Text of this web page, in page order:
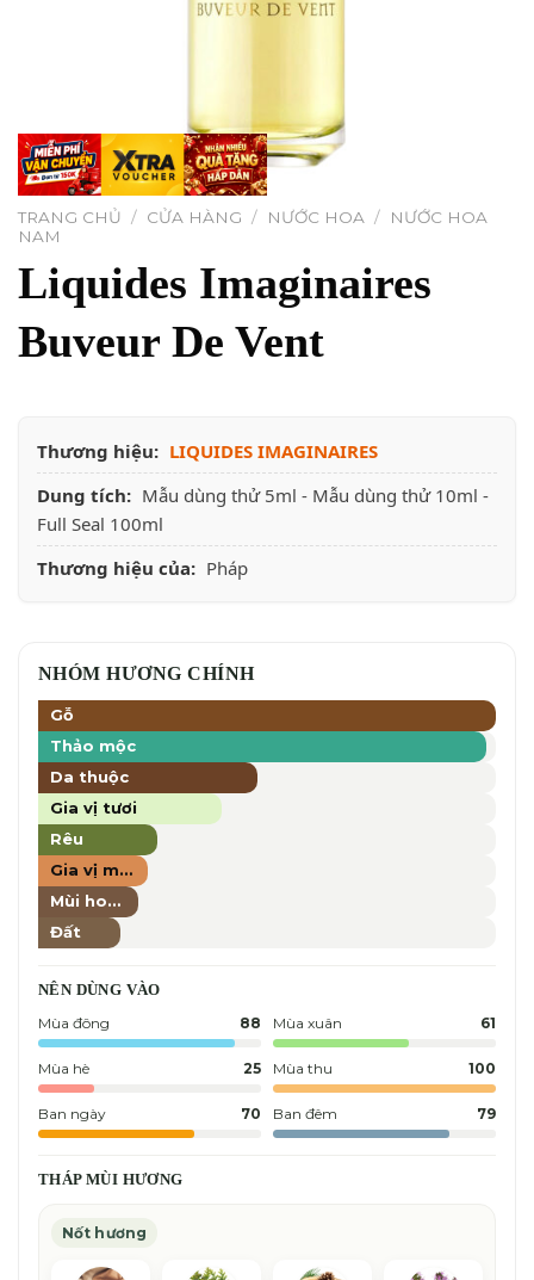
TRANG CHỦ / CỬA HÀNG / NƯỚC HOA /
NƯỚC HOA
NAM
Liquides Imaginaires
Buveur De Vent
Thương hiệu: LIQUIDES IMAGINAIRES
Dung tích: Mẫu dùng thử 5ml - Mẫu dùng thử 10ml -
Full Seal 100ml
Thương hiệu của: Pháp
NHÓM HƯƠNG CHÍNH
Gỗ
Thảo mộc
Da thuộc
Gia vị tươi
Rêu
Gia vị mềm
Mùi hoang dã
Đất
NÊN DÙNG VÀO
Mùa đông
88 Mùa xuân 61
Mùa hè 25 Mùa thu 100
Ban ngày 70 Ban đêm 79
THÁP MÙI HƯƠNG
Nốt hương